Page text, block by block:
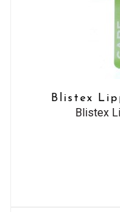
Blistex
Blistex